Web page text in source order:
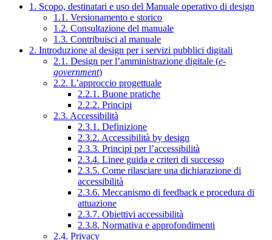
1. Scopo, destinatari e uso del Manuale operativo di design
1.1. Versionamento e storico
1.2. Consultazione del manuale
1.3. Contribuisci al manuale
2. Introduzione al design per i servizi pubblici digitali
2.1. Design per l’amministrazione digitale (e-
government)
2.2. L’approccio progettuale
2.2.1. Buone pratiche
2.2.2. Principi
2.3. Accessibilità
2.3.1. Definizione
2.3.2. Accessibilità by design
2.3.3. Principi per l’accessibilità
2.3.4. Linee guida e criteri di successo
2.3.5. Come rilasciare una dichiarazione di
accessibilità
2.3.6. Meccanismo di feedback e procedura di
attuazione
2.3.7. Obiettivi accessibilità
2.3.8. Normativa e approfondimenti
2.4. Privacy